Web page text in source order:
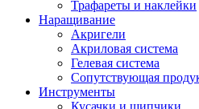
Трафареты и наклейки
Наращивание
Акригели
Акриловая система
Гелевая система
Сопутствующая
Инструменты